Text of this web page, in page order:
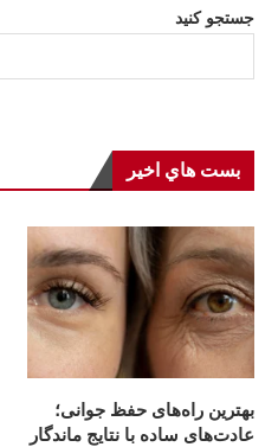
جستجو کنید
بست هاي اخير
بهترین راه‌های حفظ جوانی؛
عادت‌های ساده با نتایج ماندگار